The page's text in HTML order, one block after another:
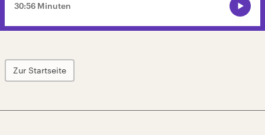
30:56 Minuten
Zur Startseite